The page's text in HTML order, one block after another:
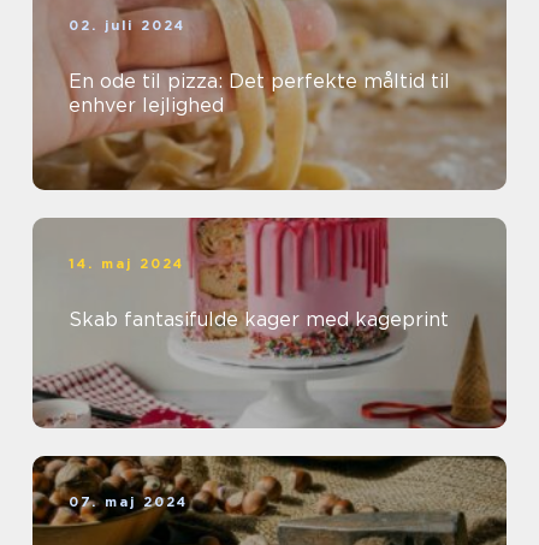
02. juli 2024
En ode til pizza: Det perfekte måltid til
enhver lejlighed
14. maj 2024
Skab fantasifulde kager med kageprint
07. maj 2024